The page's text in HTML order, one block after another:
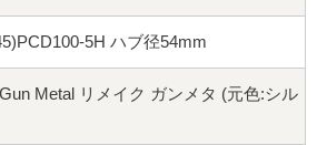
5H ハブ径54mm
Metal リメイク ガンメタ (元色:シル